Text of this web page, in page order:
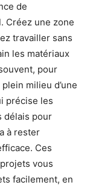
de
Créez une zone
travailler sans
les matériaux
pour
milieu d’une
précise les
délais pour
à rester
Ces
vous
facilement, en